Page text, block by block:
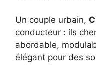
Un couple urbain,
conducteur : ils
abordable,
élégant pour des